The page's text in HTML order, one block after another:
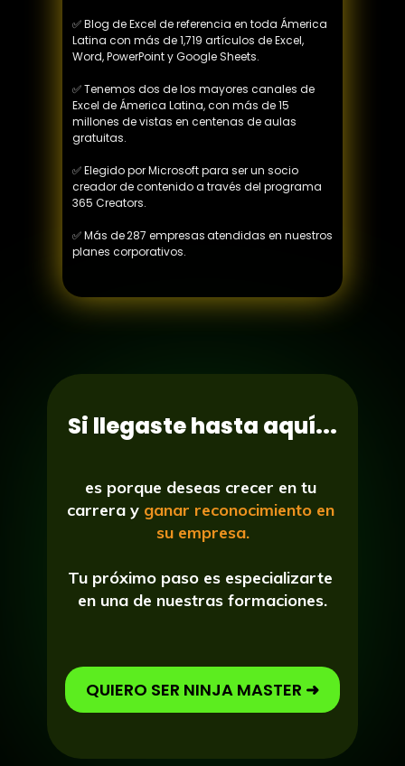
✅ Blog de Excel de referencia en toda Ámerica
Latina con más de 1,719 artículos de Excel,
Word, PowerPoint y Google Sheets.
✅ Tenemos dos de los mayores canales de
Excel de Ámerica Latina, con más de 15
millones de vistas en centenas de aulas
gratuitas.
✅ Elegido por Microsoft para ser un socio
creador de contenido a través del programa
365 Creators.
✅ Más de 287 empresas atendidas en nuestros
planes corporativos.
Si llegaste hasta aquí...
es porque deseas crecer en tu
carrera y ganar reconocimiento en
su empresa.
Tu próximo paso es especializarte
en una de nuestras formaciones.
QUIERO SER NINJA MASTER ➜